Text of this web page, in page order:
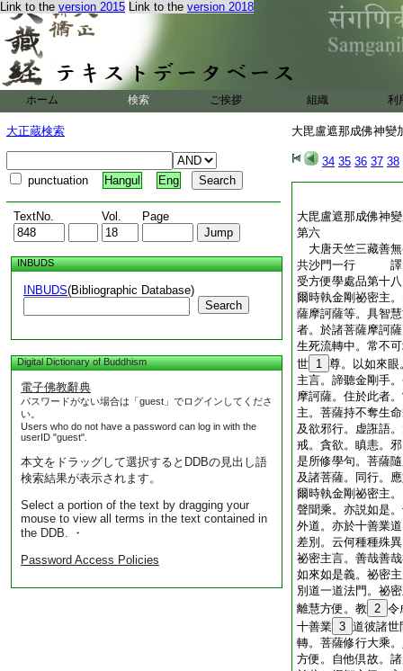
Link to the version 2015 Link to the version 2018
ホーム 検索 ご挨拶 組織 利
大正蔵検索
punctuation Hangul Eng
TextNo. Vol. Page
INBUDS
INBUDS(Bibliographic Database)
Search
Digital Dictionary of Buddhism
電子佛教辭典
パスワードがない場合は「guest」でログインしてくださ
い。
Users who do not have a password can log in with the
userID "guest".
本文をドラッグして選択するとDDBの見出し語
検索結果が表示されます。
Select a portion of the text by dragging your
mouse to view all terms in the text contained in
the DDB. ・
Password Access Policies
大毘盧遮那成佛神變
34 35 36 37 38
翳藹爲二耳 汚
噁字般涅槃 知
一切智資財 常
大毘盧遮那成佛神
第六
大唐天竺三藏善
共沙門一行
受方便學處品第十八
爾時執金剛祕密主
薩摩訶薩等。具智
者。於諸菩薩摩訶
生死流轉中。常不
世 1 尊。以如來眼
主言。諦聽金剛手
摩訶薩。住於此者
主。菩薩持不奪生
及欲邪行。虚誑語
戒。貪欲。瞋恚。
是所修學句。菩薩
及諸菩薩。同行。
爾時執金剛祕密主
聲聞乘。亦説如是
外道。亦於十善業
差別。云何種種殊
祕密主言。善哉善
如來如是義。祕密
別道一道法門。祕
離慧方便。教 2 令
十善業 3 道彼諸世
轉。菩薩修行大乘
方便。自他倶故。